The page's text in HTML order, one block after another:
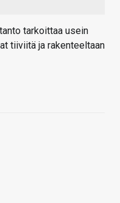
tarkoittaa usein
tiiviitä ja rakenteeltaan